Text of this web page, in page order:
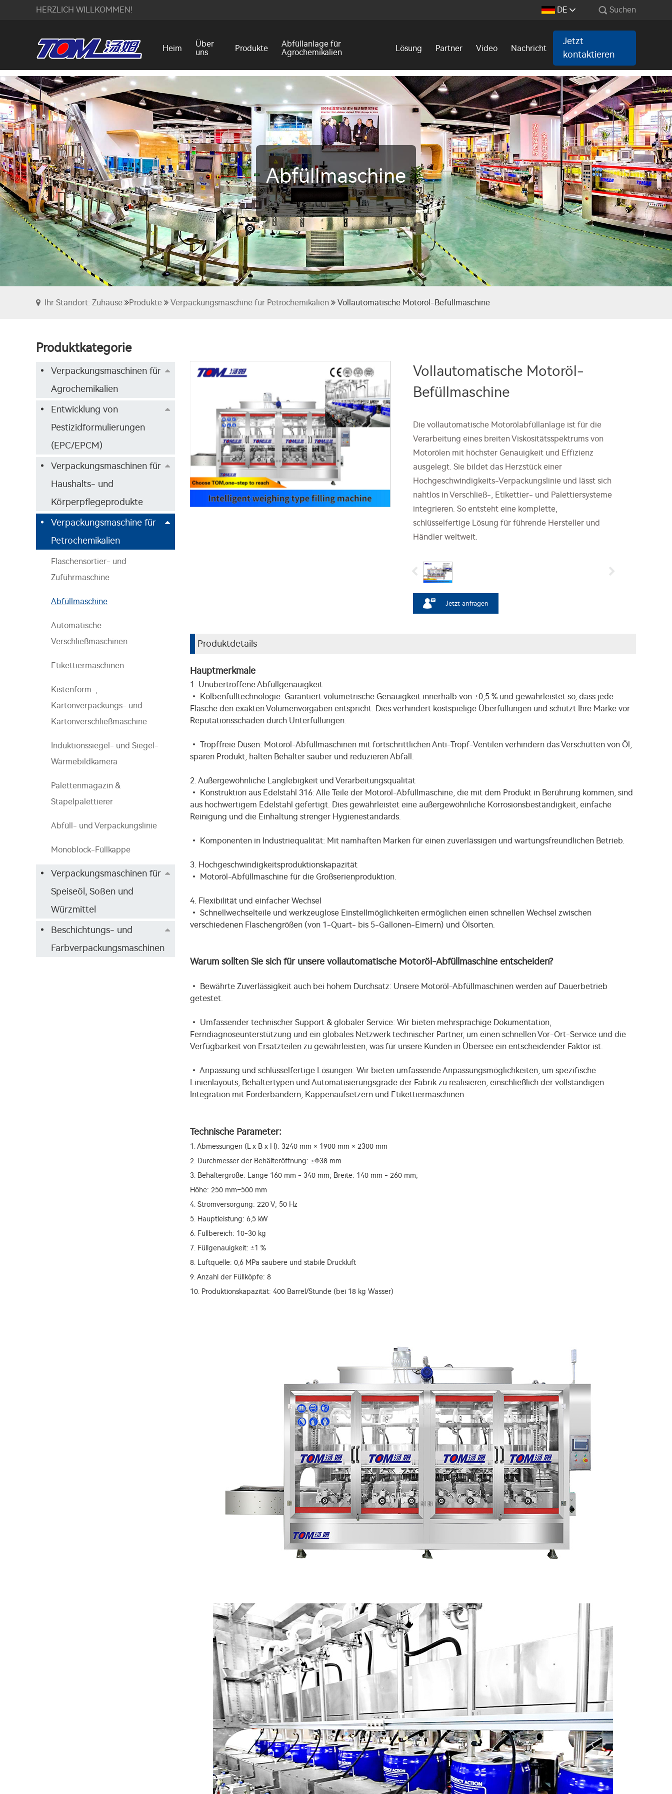
HERZLICH WILLKOMMEN! DE Suchen
Heim
Über
uns
Produkte
Abfüllanlage für
Agrochemikalien
Lösung Partner Video Nachricht
Jetzt
kontaktieren
Abfüllmaschine
Ihr Standort: Zuhause Produkte Verpackungsmaschine für Petrochemikalien Vollautomatische Motoröl-Befüllmaschine
Produktkategorie
Verpackungsmaschinen für
Agrochemikalien
Entwicklung von
Pestizidformulierungen
(EPC/EPCM)
Verpackungsmaschinen für
Haushalts- und
Körperpflegeprodukte
Verpackungsmaschine für
Petrochemikalien
Flaschensortier- und
Zuführmaschine
Abfüllmaschine
Automatische
Verschließmaschinen
Etikettiermaschinen
Kistenform-,
Kartonverpackungs- und
Kartonverschließmaschine
Induktionssiegel- und Siegel-
Wärmebildkamera
Palettenmagazin &
Stapelpalettierer
Abfüll- und Verpackungslinie
Monoblock-Füllkappe
Verpackungsmaschinen für
Speiseöl, Soßen und
Würzmittel
Beschichtungs- und
Farbverpackungsmaschinen
Vollautomatische Motoröl-
Befüllmaschine
Die vollautomatische Motorölabfüllanlage ist für die
Verarbeitung eines breiten Viskositätsspektrums von
Motorölen mit höchster Genauigkeit und Effizienz
ausgelegt. Sie bildet das Herzstück einer
Hochgeschwindigkeits-Verpackungslinie und lässt sich
nahtlos in Verschließ-, Etikettier- und Palettiersysteme
integrieren. So entsteht eine komplette,
schlüsselfertige Lösung für führende Hersteller und
Händler weltweit.
Jetzt anfragen
Produktdetails
Hauptmerkmale
1. Unübertroffene Abfüllgenauigkeit
• Kolbenfülltechnologie: Garantiert volumetrische Genauigkeit innerhalb von ±0,5 % und gewährleistet so, dass jede
Flasche den exakten Volumenvorgaben entspricht. Dies verhindert kostspielige Überfüllungen und schützt Ihre Marke vor
Reputationsschäden durch Unterfüllungen.
• Tropffreie Düsen: Motoröl-Abfüllmaschinen mit fortschrittlichen Anti-Tropf-Ventilen verhindern das Verschütten von Öl,
sparen Produkt, halten Behälter sauber und reduzieren Abfall.
2. Außergewöhnliche Langlebigkeit und Verarbeitungsqualität
• Konstruktion aus Edelstahl 316: Alle Teile der Motoröl-Abfüllmaschine, die mit dem Produkt in Berührung kommen, sind
aus hochwertigem Edelstahl gefertigt. Dies gewährleistet eine außergewöhnliche Korrosionsbeständigkeit, einfache
Reinigung und die Einhaltung strenger Hygienestandards.
• Komponenten in Industriequalität: Mit namhaften Marken für einen zuverlässigen und wartungsfreundlichen Betrieb.
3. Hochgeschwindigkeitsproduktionskapazität
• Motoröl-Abfüllmaschine für die Großserienproduktion.
4. Flexibilität und einfacher Wechsel
• Schnellwechselteile und werkzeuglose Einstellmöglichkeiten ermöglichen einen schnellen Wechsel zwischen
verschiedenen Flaschengrößen (von 1-Quart- bis 5-Gallonen-Eimern) und Ölsorten.
Warum sollten Sie sich für unsere vollautomatische Motoröl-Abfüllmaschine entscheiden?
• Bewährte Zuverlässigkeit auch bei hohem Durchsatz: Unsere Motoröl-Abfüllmaschinen werden auf Dauerbetrieb
getestet.
• Umfassender technischer Support & globaler Service: Wir bieten mehrsprachige Dokumentation,
Ferndiagnoseunterstützung und ein globales Netzwerk technischer Partner, um einen schnellen Vor-Ort-Service und die
Verfügbarkeit von Ersatzteilen zu gewährleisten, was für unsere Kunden in Übersee ein entscheidender Faktor ist.
• Anpassung und schlüsselfertige Lösungen: Wir bieten umfassende Anpassungsmöglichkeiten, um spezifische
Linienlayouts, Behältertypen und Automatisierungsgrade der Fabrik zu realisieren, einschließlich der vollständigen
Integration mit Förderbändern, Kappenaufsetzern und Etikettiermaschinen.
Technische Parameter:
1. Abmessungen (L x B x H): 3240 mm × 1900 mm × 2300 mm
2. Durchmesser der Behälteröffnung: ≥Φ38 mm
3. Behältergröße: Länge 160 mm - 340 mm; Breite: 140 mm - 260 mm;
Höhe: 250 mm–500 mm
4. Stromversorgung: 220 V; 50 Hz
5. Hauptleistung: 6,5 kW
6. Füllbereich: 10-30 kg
7. Füllgenauigkeit: ±1 %
8. Luftquelle: 0,6 MPa saubere und stabile Druckluft
9. Anzahl der Füllköpfe: 8
10. Produktionskapazität: 400 Barrel/Stunde (bei 18 kg Wasser)